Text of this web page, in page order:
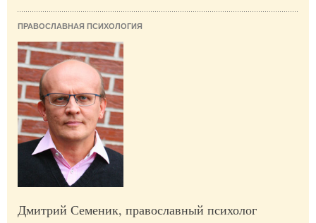
ПРАВОСЛАВНАЯ ПСИХОЛОГИЯ
Дмитрий Семеник, православный психолог